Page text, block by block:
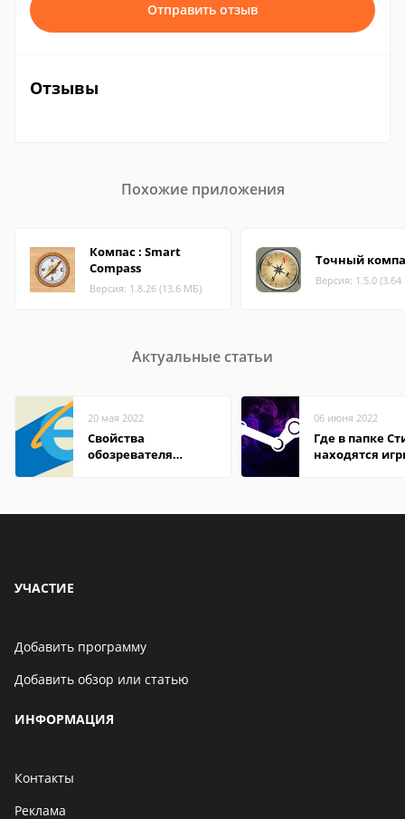
Отправить отзыв
Отзывы
Похожие приложения
Компас : Smart
Compass
Версия: 1.8.26 (13.6 МБ)
Точный
Версия: 1.5.0
Актуальные статьи
20 мая 2022
Свойства
обозревателя
06 июня 2022
Где в папке
находятся
УЧАСТИЕ
Добавить программу
Добавить обзор или статью
ИНФОРМАЦИЯ
Контакты
Реклама